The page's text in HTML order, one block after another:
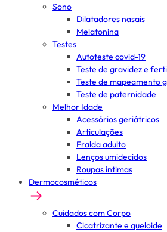
Sono
Dilatadores nasais
Melatonina
Testes
Autoteste covid-19
Teste de gravidez e
Teste de mapeamento
Teste de paternidade
Melhor Idade
Acessórios geriátricos
Articulações
Fralda adulto
Lenços umidecidos
Roupas íntimas
Dermocosméticos
Cuidados com Corpo
Cicatrizante e queloide